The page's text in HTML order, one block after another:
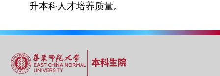
升本科人才培养质量。